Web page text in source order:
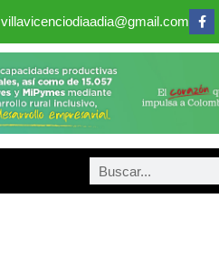
villavicenciodiaadia@gmail.com